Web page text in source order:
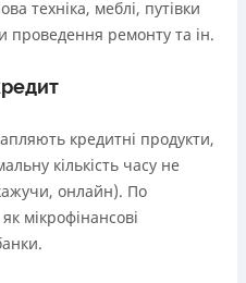
банкінг)
р.
ліміт (з кредитним
конкурентів)
коштів в будь-яком
(сума операцій та
техніка, меблі, путівки
проведення ремонту та ін.
кредитні продукти,
кількість часу не
онлайн). По
мікрофінансові